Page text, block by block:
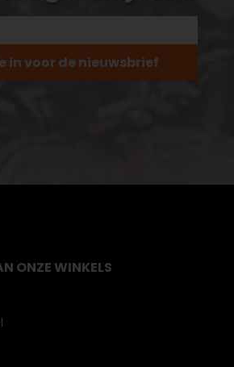
in voor de nieuwsbrief
ONZE WINKELS